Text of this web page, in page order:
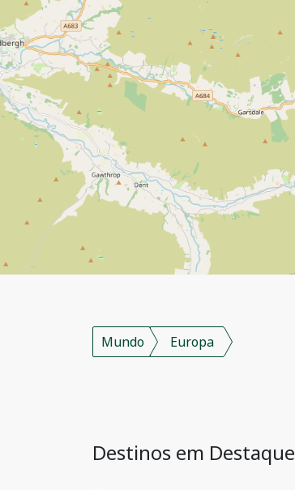
Mundo Europa
Destinos em Destaque